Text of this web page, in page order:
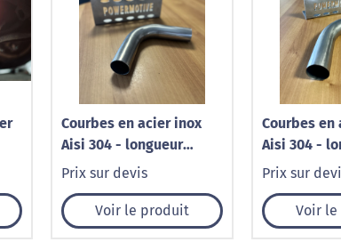
Courbes en acier inox
Aisi 304 - longueur
325mm - diamètre
90°
Prix sur devis
Voir le produit
Courbes en
Aisi 304 -
mm -
Prix sur
Voir